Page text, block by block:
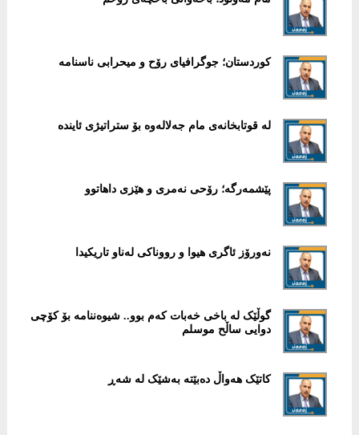
کوردستان؛ جوگرافیای رۆح و میحرابی ناسنامە
لە قوتابخانەی مام جەلالەوە بۆ ستراتیژی ئایندە
پێشمەرگە؛ رۆحی نەمری و هێزی داهاتوو
نەورۆز ئاگری هیوا و رووناکی لەناو تاریکیدا
گوڵێک لە باخی خەبات کەم بوو.. شیوەننامە بۆ کۆچی
دوایی ساڵح موسلم
کاتێک هەواڵ دەبێتە بەشێک لە شەڕ